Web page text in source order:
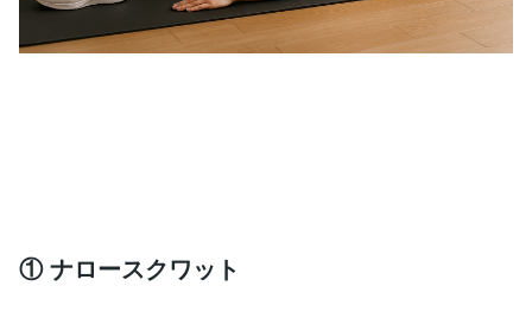
① ナロースクワット